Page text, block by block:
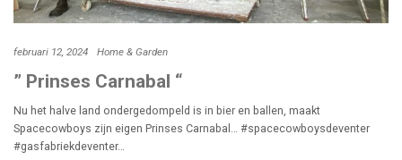
februari 12, 2024 Home & Garden
” Prinses Carnabal “
Nu het halve land ondergedompeld is in bier en ballen, maakt
Spacecowboys zijn eigen Prinses Carnabal… #spacecowboysdeventer
#gasfabriekdeventer…